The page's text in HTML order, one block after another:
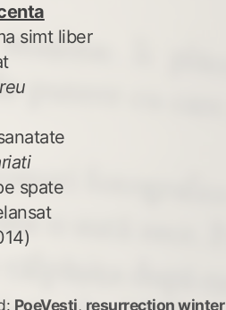
simt liber
spate
PoeVești, resurrection winter